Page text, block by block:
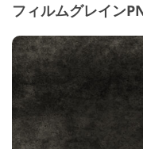
フィルムグレイン